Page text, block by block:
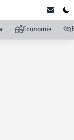
Economie